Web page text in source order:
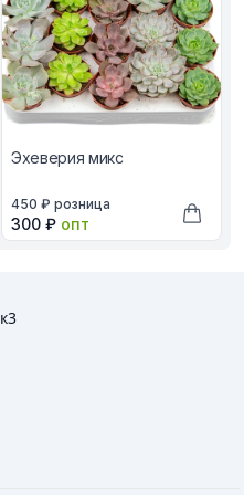
в корзину
Эхеверия микс
В наличии, цена в рублях
450 ₽ розница
Оптовая цена в рублях
300 ₽ опт